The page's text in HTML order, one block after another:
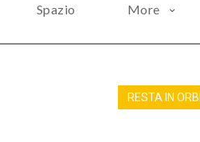
Spazio More
RESTA IN